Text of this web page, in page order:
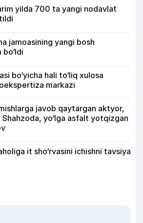
yilda 700 ta yangi nodavlat
jamoasining yangi bosh
bo‘ldi
bo‘yicha hali to‘liq xulosa
markazi
javob qaytargan aktyor,
Shahzoda, yo‘lga asfalt yotqizgan
it sho‘rvasini ichishni tavsiya